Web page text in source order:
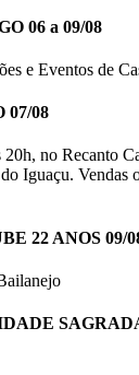
06 a 09/08
e Eventos de
07/08
no Recanto
Iguaçu. Vendas
22 ANOS 09/